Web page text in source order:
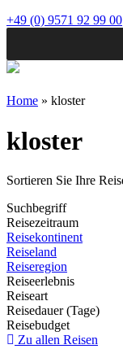
+49 (0) 9571 92 99 00
Home » kloster
kloster
Sortieren Sie Ihre
Suchbegriff
Reisezeitraum
Reisekontinent
Reiseland
Reiseregion
Reiseerlebnis
Reiseart
Reisedauer (Tage)
Reisebudget
Zu allen Reisen